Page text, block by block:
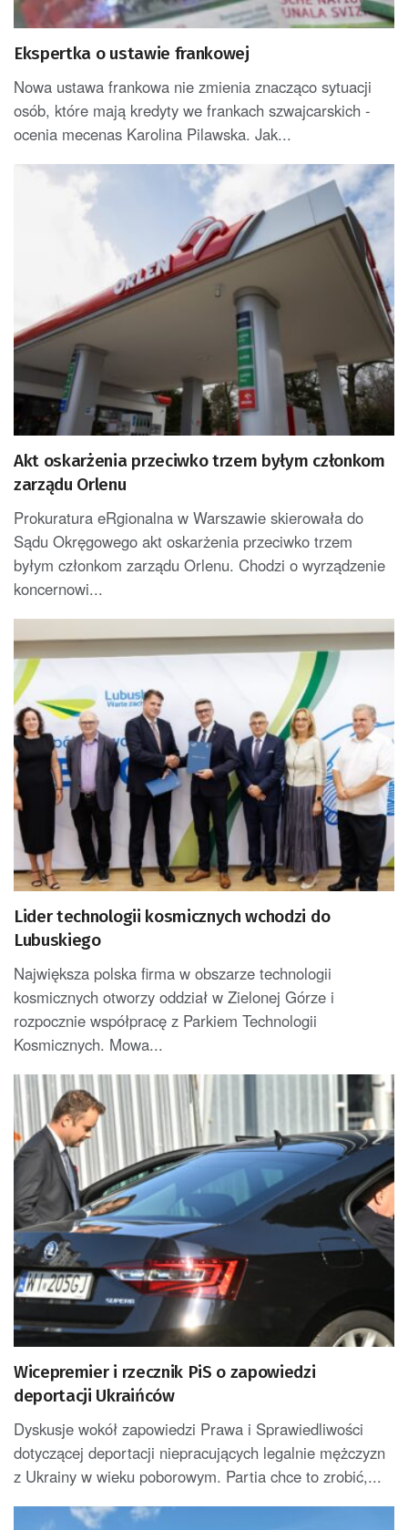
Ekspertka o ustawie frankowej
Nowa ustawa frankowa nie zmienia znacząco sytuacji
osób, które mają kredyty we frankach szwajcarskich -
ocenia mecenas Karolina Pilawska. Jak...
Akt oskarżenia przeciwko trzem byłym członkom
zarządu Orlenu
Prokuratura eRgionalna w Warszawie skierowała do
Sądu Okręgowego akt oskarżenia przeciwko trzem
byłym członkom zarządu Orlenu. Chodzi o wyrządzenie
koncernowi...
Lider technologii kosmicznych wchodzi do
Lubuskiego
Największa polska firma w obszarze technologii
kosmicznych otworzy oddział w Zielonej Górze i
rozpocznie współpracę z Parkiem Technologii
Kosmicznych. Mowa...
Wicepremier i rzecznik PiS o zapowiedzi
deportacji Ukraińców
Dyskusje wokół zapowiedzi Prawa i Sprawiedliwości
dotyczącej deportacji niepracujących legalnie mężczyzn
z Ukrainy w wieku poborowym. Partia chce to zrobić,...